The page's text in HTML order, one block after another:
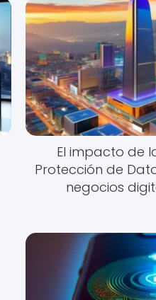
El impacto de
Protección de
negocios